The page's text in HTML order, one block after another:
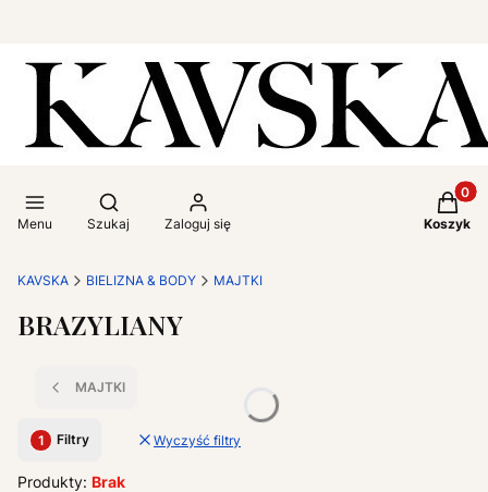
Menu
Otwórz wyszukiwarkę
Szukaj Zaloguj się Koszyk
KAVSKA BIELIZNA & BODY MAJTKI
BRAZYLIANY
MAJTKI
Filtry Wyczyść filtry
Produkty: Brak